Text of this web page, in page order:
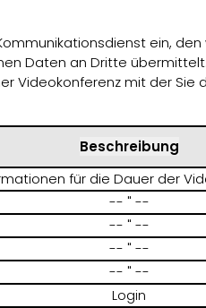
ein,
Daten an Dritte
Videokonferenz mit der Sie
Beschreibung
für die Dauer der
-- " --
-- " --
-- " --
-- " --
Login